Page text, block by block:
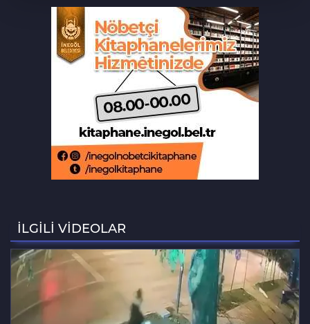
Osmangazi’de kaldırım işgaline geçit
yok
Biba müjdeyi verdi: Bu ay hizmete
açılıyor
Bursa'da lastik tamirhanesi küle
döndü
şen kahkahalar attı
Orhaneli’de yarı olimpik yüzme
havuzu temeli atıldı
İLGİLİ VİDEOLAR